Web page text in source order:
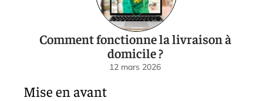
Comment fonctionne la livraison à
domicile ?
12 mars 2026
Mise en avant